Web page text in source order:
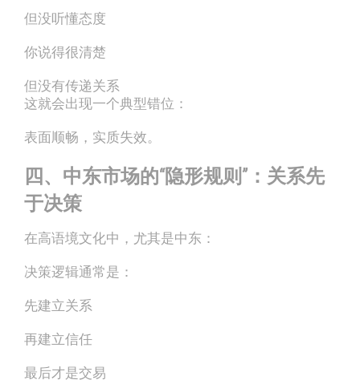
但没听懂态度
你说得很清楚
但没有传递关系
这就会出现一个典型错位：
表面顺畅，实质失效。
四、中东市场的“隐形规则”：关系先
于决策
在高语境文化中，尤其是中东：
决策逻辑通常是：
先建立关系
再建立信任
最后才是交易